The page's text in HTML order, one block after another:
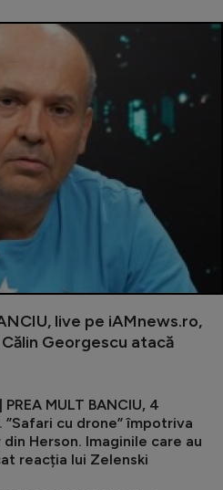
live pe iAMnews.ro,
Georgescu atacă
PREA MULT BANCIU, 4
”Safari cu drone” împotriva
Herson. Imaginile care au
reacția lui Zelenski